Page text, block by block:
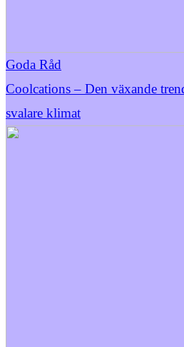
Goda Råd
Coolcations – Den växande
svalare klimat